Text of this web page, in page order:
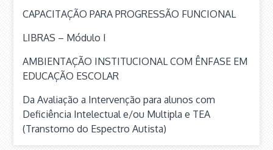
CAPACITAÇÃO PARA PROGRESSÃO FUNCIONAL
LIBRAS – Módulo I
AMBIENTAÇÃO INSTITUCIONAL COM ÊNFASE EM
EDUCAÇÃO ESCOLAR
Da Avaliação a Intervenção para alunos com
Deficiência Intelectual e/ou Multipla e TEA
(Transtorno do Espectro Autista)